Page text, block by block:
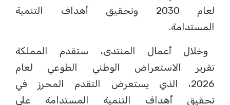
لعام 2030 وتحقيق أهداف التنمية
المستدامة.
وخلال أعمال المنتدى، ستقدم المملكة
تقرير الاستعراض الوطني الطوعي لعام
2026، الذي يستعرض التقدم المحرز في
تحقيق أهداف التنمية المستدامة على